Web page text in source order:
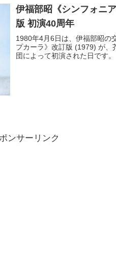
伊福部昭《シンフォニ
版 初演40周年
1980年4月6日は、伊福部昭の
プカーラ》改訂版 (1979) が、
団によって初演された日です。
ンサーリンク